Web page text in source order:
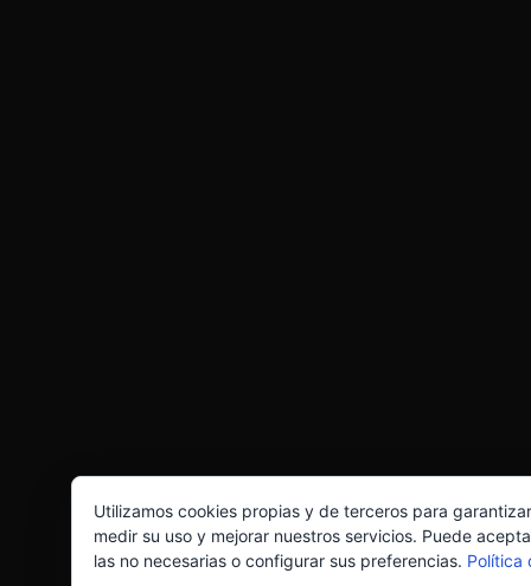
Utilizamos cookies propias y de terceros para
medir su uso y mejorar nuestros servicios. Puede
las no necesarias o configurar sus preferencias. Política